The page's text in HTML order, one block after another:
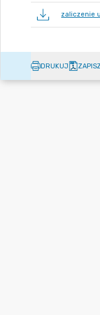
zaliczenie
DRUKUJ